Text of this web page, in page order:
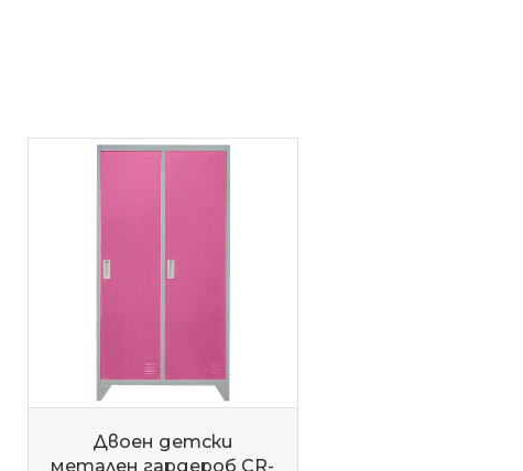
Двоен детски
метален гардероб CR-